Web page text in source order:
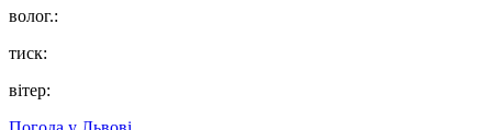
волог.:
тиск:
вітер: